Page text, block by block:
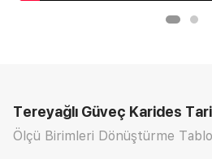
Tereyağlı Güveç Karides
Ölçü Birimleri Dönüştürme